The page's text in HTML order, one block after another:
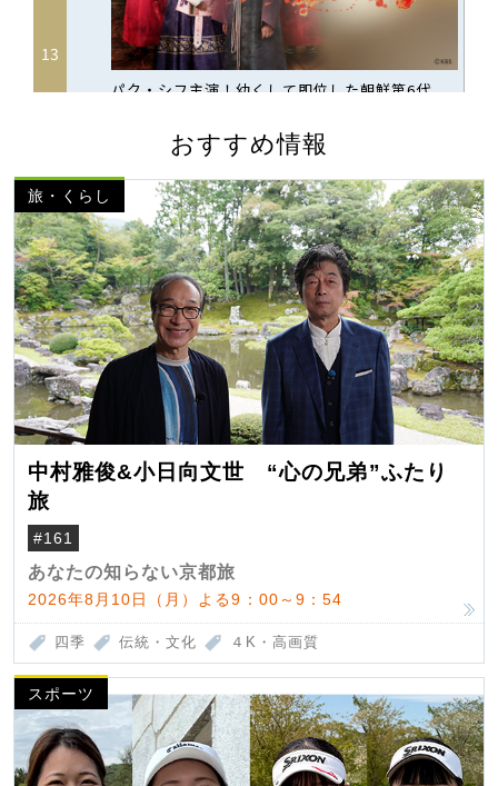
おすすめ情報
旅・くらし
中村雅俊&小日向文世 “心の兄弟”ふたり
旅
#161
あなたの知らない京都旅
2026年8月10日（月）よる9：00～9：54
四季 伝統・文化 ４K・高画質
スポーツ